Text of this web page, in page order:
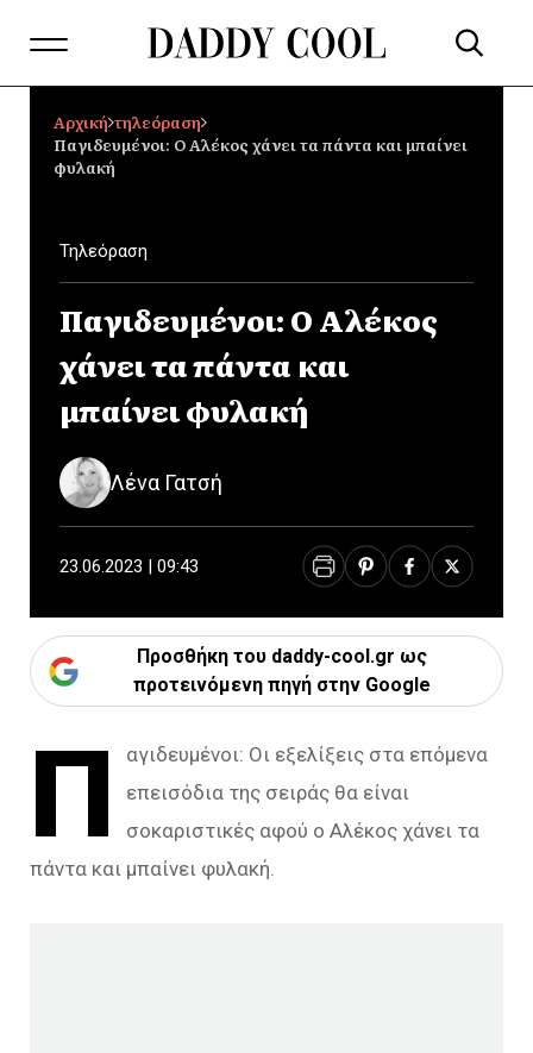
Αρχική τηλεόραση
Παγιδευμένοι: Ο Αλέκος χάνει τα πάντα και μπαίνει
φυλακή
Τηλεόραση
Παγιδευμένοι: Ο Αλέκος
χάνει τα πάντα και
μπαίνει φυλακή
Λένα Γατσή
23.06.2023 | 09:43
Προσθήκη του daddy-cool.gr ως
προτεινόμενη πηγή στην Google
Π
αγιδευμένοι: Οι εξελίξεις στα επόμενα
επεισόδια της σειράς θα είναι
σοκαριστικές αφού ο Αλέκος χάνει τα
πάντα και μπαίνει φυλακή.